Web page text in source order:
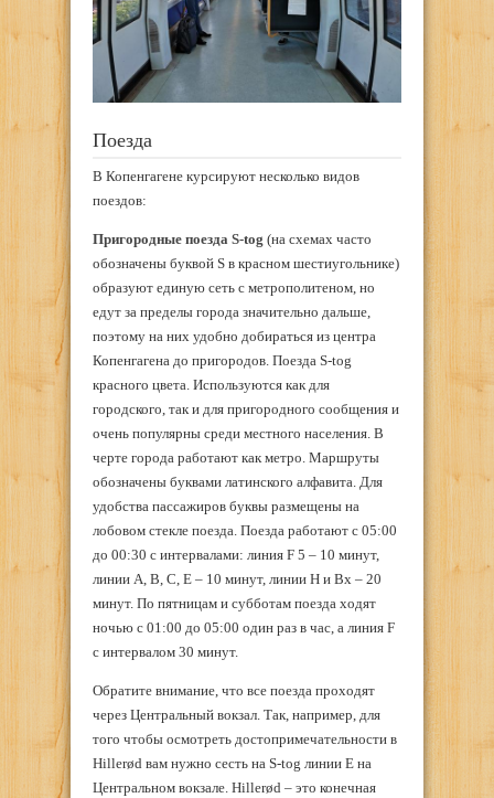
Поезда
В Копенгагене курсируют несколько видов
поездов:
Пригородные поезда S-tog (на схемах часто
обозначены буквой S в красном шестиугольнике)
образуют единую сеть с метрополитеном, но
едут за пределы города значительно дальше,
поэтому на них удобно добираться из центра
Копенгагена до пригородов. Поезда S-tog
красного цвета. Используются как для
городского, так и для пригородного сообщения и
очень популярны среди местного населения. В
черте города работают как метро. Маршруты
обозначены буквами латинского алфавита. Для
удобства пассажиров буквы размещены на
лобовом стекле поезда. Поезда работают с 05:00
до 00:30 с интервалами: линия F 5 – 10 минут,
линии A, B, C, E – 10 минут, линии Н и Вх – 20
минут. По пятницам и субботам поезда ходят
ночью с 01:00 до 05:00 один раз в час, а линия F
с интервалом 30 минут.
Обратите внимание, что все поезда проходят
через Центральный вокзал. Так, например, для
того чтобы осмотреть достопримечательности в
Hillerød вам нужно сесть на S-tog линии Е на
Центральном вокзале. Hillerød – это конечная